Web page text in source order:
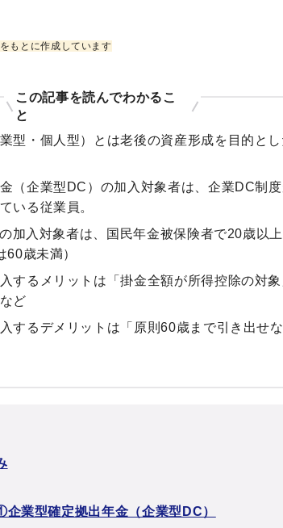
もとに作成しています
この記事を読んでわかるこ
と
型・個人型）とは老後の資産形成を目的と
（企業型DC）の加入対象者は、企業DC制
いる従業員。
加入対象者は、国民年金被保険者で20歳以
60歳未満）
するメリットは「掛金全額が所得控除の対
ど
するデメリットは「原則60歳まで引き出せ
業型確定拠出年金（企業型DC）